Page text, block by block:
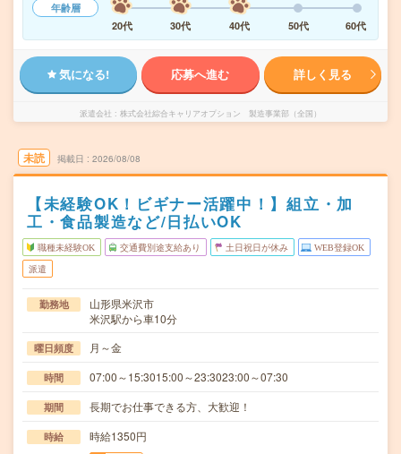
年齢層
20代
30代 40代 50代 60代
気になる! 応募へ進む 詳しく見る
派遣会社 株式会社綜合キャリアオプション 製造事業部（全国）
未読 掲載日 2026/08/08
【未経験OK！ビギナー活躍中！】組立・加
工・食品製造など/日払いOK
職種未経験OK 交通費別途支給あり 土日祝日が休み WEB登録OK
派遣
勤務地
山形県米沢市
米沢駅から車10分
曜日頻度 月～金
時間 07:00～15:3015:00～23:3023:00～07:30
期間 長期でお仕事できる方、大歓迎！
時給 時給1350円